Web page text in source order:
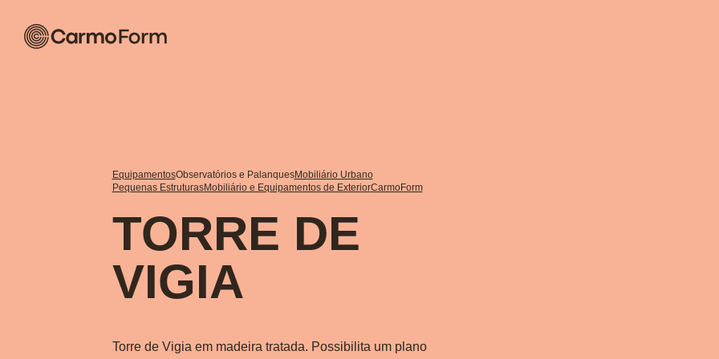
EquipamentosObservatórios e PalanquesMobiliário Urbano
Pequenas EstruturasMobiliário e Equipamentos de ExteriorCarmoForm
TORRE DE
VIGIA
Torre de Vigia em madeira tratada. Possibilita um plano